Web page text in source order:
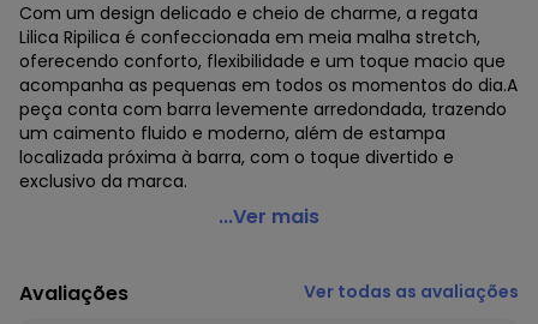
Com um design delicado e cheio de charme, a regata
Lilica Ripilica é confeccionada em meia malha stretch,
oferecendo conforto, flexibilidade e um toque macio que
acompanha as pequenas em todos os momentos do dia.A
peça conta com barra levemente arredondada, trazendo
um caimento fluido e moderno, além de estampa
localizada próxima à barra, com o toque divertido e
exclusivo da marca.
Lilica Ripilica - Regata Infantil Feminina Rosa
Modelagem: Justa
Modelo: Regata
...Ver mais
Avaliações Ver todas as avaliações